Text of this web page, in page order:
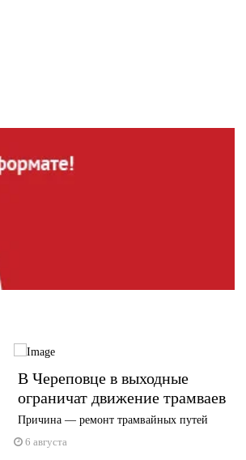
В Череповце в выходные
ограничат движение трамваев
Причина — ремонт трамвайных путей
6 августа